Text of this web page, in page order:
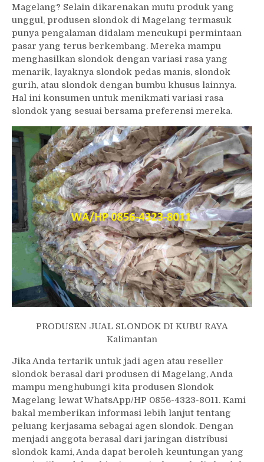
Magelang? Selain dikarenakan mutu produk yang
unggul, produsen slondok di Magelang termasuk
punya pengalaman didalam mencukupi permintaan
pasar yang terus berkembang. Mereka mampu
menghasilkan slondok dengan variasi rasa yang
menarik, layaknya slondok pedas manis, slondok
gurih, atau slondok dengan bumbu khusus lainnya.
Hal ini konsumen untuk menikmati variasi rasa
slondok yang sesuai bersama preferensi mereka.
PRODUSEN JUAL SLONDOK DI KUBU RAYA
Kalimantan
Jika Anda tertarik untuk jadi agen atau reseller
slondok berasal dari produsen di Magelang, Anda
mampu menghubungi kita produsen Slondok
Magelang lewat WhatsApp/HP 0856-4323-8011. Kami
bakal memberikan informasi lebih lanjut tentang
peluang kerjasama sebagai agen slondok. Dengan
menjadi anggota berasal dari jaringan distribusi
slondok kami, Anda dapat beroleh keuntungan yang